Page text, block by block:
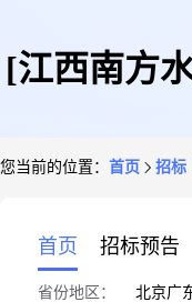
[江西南方
您当前的位置： 首页 招标
首页 招标预告
省份地区： 北京广